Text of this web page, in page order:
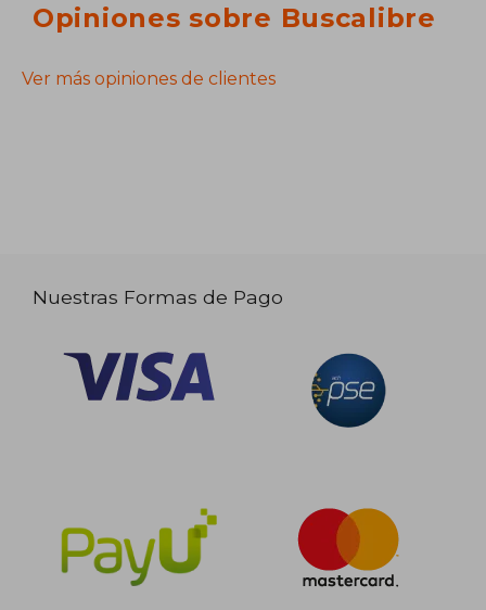
Opiniones sobre Buscalibre
Ver más opiniones de clientes
Nuestras Formas de Pago